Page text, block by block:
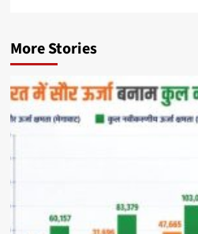
More Stories